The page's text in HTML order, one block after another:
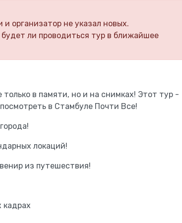
организатор не указал новых.
ли проводиться тур в ближайшее
в памяти, но и на снимках! Этот тур -
в Стамбуле Почти Все!
локаций!
из путешествия!
кадрах